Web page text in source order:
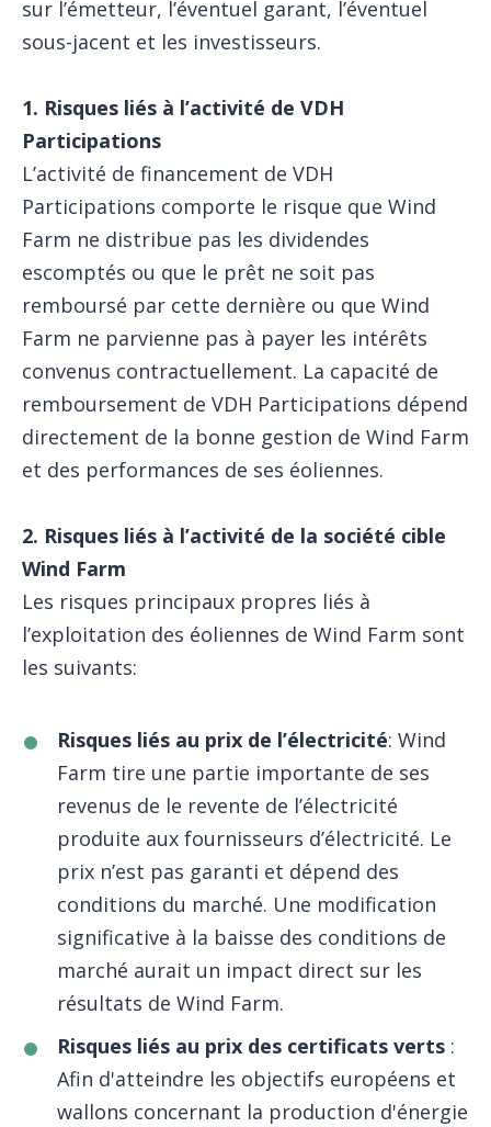
sur l’émetteur, l’éventuel garant, l’éventuel
sous-jacent et les investisseurs.
1. Risques liés à l’activité de VDH
Participations
L’activité de financement de VDH
Participations comporte le risque que Wind
Farm ne distribue pas les dividendes
escomptés ou que le prêt ne soit pas
remboursé par cette dernière ou que Wind
Farm ne parvienne pas à payer les intérêts
convenus contractuellement. La capacité de
remboursement de VDH Participations dépend
directement de la bonne gestion de Wind Farm
et des performances de ses éoliennes.
2. Risques liés à l’activité de la société cible
Wind Farm
Les risques principaux propres liés à
l’exploitation des éoliennes de Wind Farm sont
les suivants:
Risques liés au prix de l’électricité: Wind
Farm tire une partie importante de ses
revenus de le revente de l’électricité
produite aux fournisseurs d’électricité. Le
prix n’est pas garanti et dépend des
conditions du marché. Une modification
significative à la baisse des conditions de
marché aurait un impact direct sur les
résultats de Wind Farm.
Risques liés au prix des certificats verts :
Afin d'atteindre les objectifs européens et
wallons concernant la production d'énergie